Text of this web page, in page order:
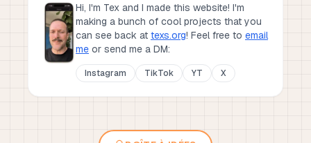
Hi, I'm Tex and I made this website! I'm
making a bunch of cool projects that you
can see back at texs.org! Feel free to email
me or send me a DM:
Instagram TikTok YT X